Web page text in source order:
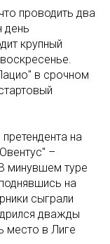
проводить два
день
крупный
в срочном
на
–
минувшем туре
на
сыграли
дважды
место в Лиге